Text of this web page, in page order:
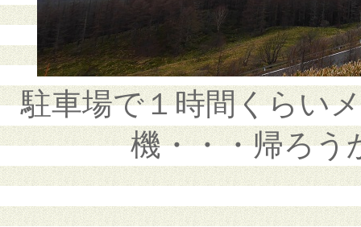
駐車場で１時間くらい
機・・・帰ろう